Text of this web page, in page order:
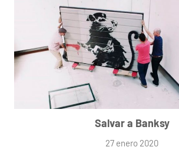
Salvar a Banksy
27 enero 2020